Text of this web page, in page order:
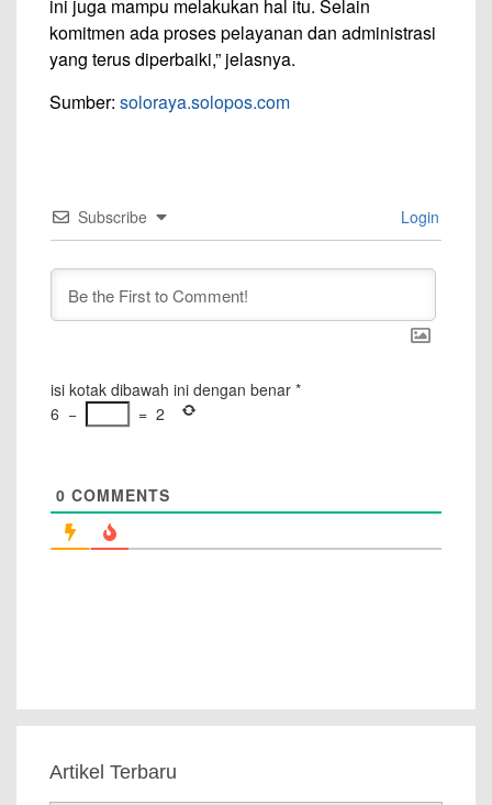
ini juga mampu melakukan hal itu. Selain
komitmen ada proses pelayanan dan administrasi
yang terus diperbaiki,” jelasnya.
Sumber: soloraya.solopos.com
Subscribe Login
isi kotak dibawah ini dengan benar *
6 − = 2
0 COMMENTS
Artikel Terbaru